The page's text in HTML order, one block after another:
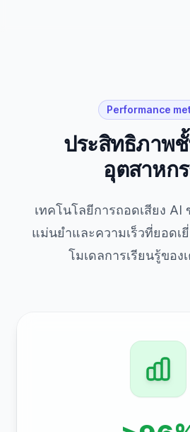
Performance
ประสิทธิภาพ
อุตสาหก
เทคโนโลยีการถอดเสียง AI
แม่นยำและความเร็วที่ยอดเ
โมเดลการเรียนรู้ของ